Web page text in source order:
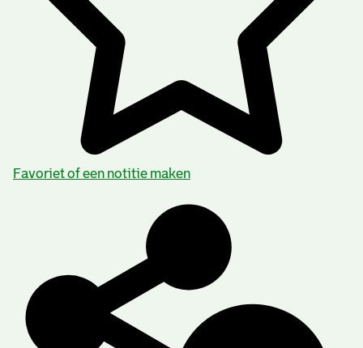
Favoriet of een notitie maken